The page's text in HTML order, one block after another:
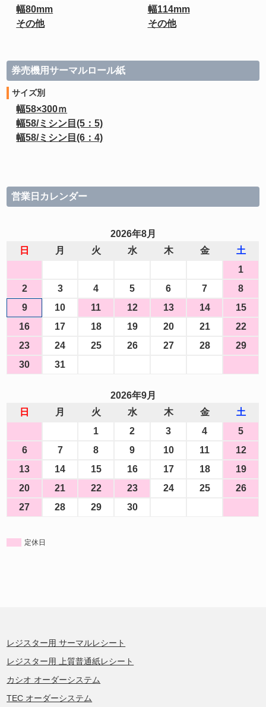
幅80mm
その他
幅114mm
その他
券売機用サーマルロール紙
サイズ別
幅58×300ｍ
幅58/ミシン目(5：5)
幅58/ミシン目(6：4)
営業日カレンダー
2026年8月
日
月 火 水 木 金
土
1
2
3 4 5 6 7
8
9
10 11 12 13 14
15
16
17 18 19 20 21
22
23
24 25 26 27 28
29
30
31
2026年9月
日
月 火 水 木 金
土
1
2 3 4
5
6
7 8 9 10 11
12
13
14 15 16 17 18
19
20
21 22 23 24 25
26
27
28 29 30
定休日
レジスター用 サーマルレシート
レジスター用 上質普通紙レシート
カシオ オーダーシステム
TEC オーダーシステム